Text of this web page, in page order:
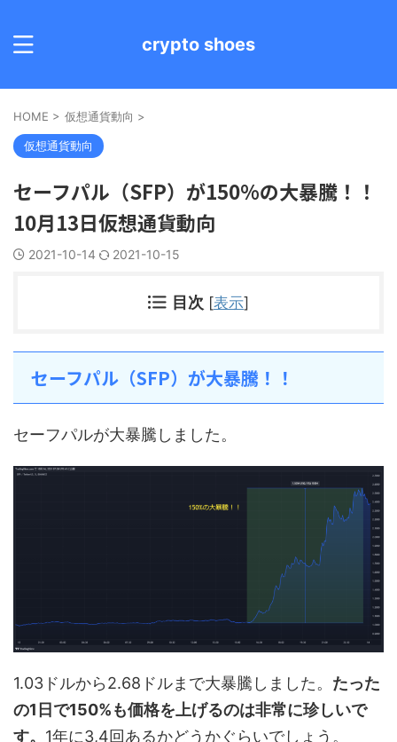
crypto shoes
HOME > 仮想通貨動向 >
仮想通貨動向
セーフパル（SFP）が150%の大暴騰！！
10月13日仮想通貨動向
2021-10-14 2021-10-15
目次 [表示]
セーフパル（SFP）が大暴騰！！
セーフパルが大暴騰しました。
1.03ドルから2.68ドルまで大暴騰しました。 たった
の1日で150%も価格を上げるのは非常に珍しいで
す。 1年に3,4回あるかどうかぐらいでしょう。